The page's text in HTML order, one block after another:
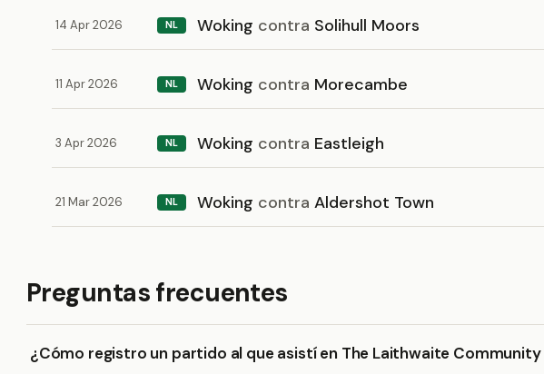
14 Apr 2026 NL Woking contra Solihull Moors
11 Apr 2026 NL Woking contra Morecambe
3 Apr 2026 NL Woking contra Eastleigh
21 Mar 2026 NL Woking contra Aldershot Town
Preguntas frecuentes
¿Cómo registro un partido al que asistí en The Laithwaite